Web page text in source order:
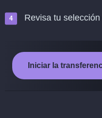
Revisa tu
Iniciar la